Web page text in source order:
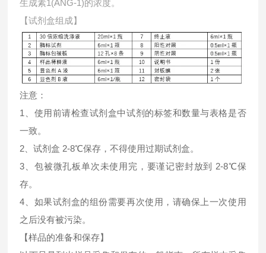
生成素1(ANG-1)的浓度。
【试剂盒组成】
注意：
1、使用前请检查试剂盒中试剂的标签和数量与表格是否
一致。
2、试剂盒 2-8℃保存，不得使用过期试剂盒。
3、包被微孔板单次未使用完，要谨记密封放到 2-8℃保
存。
4、如果试剂盒的组份需要再次使用，请确保上一次使用
之后没有被污染。
【样品的准备和保存】